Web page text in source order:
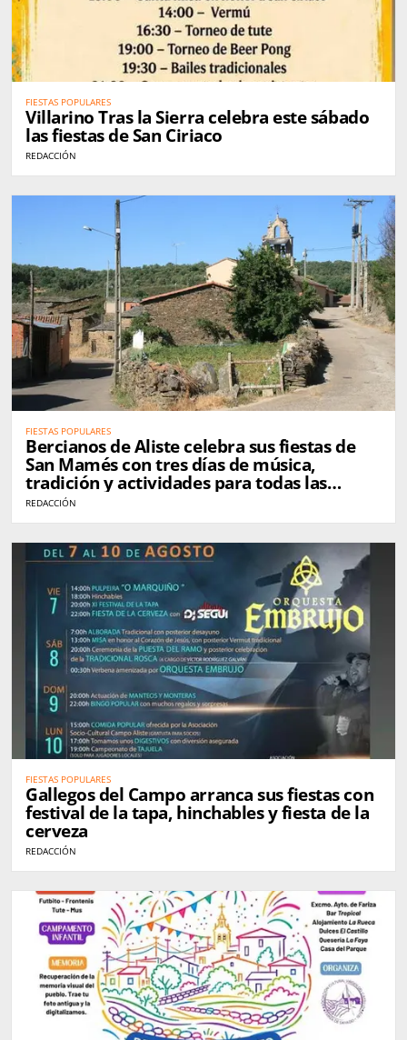
FIESTAS POPULARES
Villarino Tras la Sierra celebra este sábado
las fiestas de San Ciriaco
REDACCIÓN
FIESTAS POPULARES
Bercianos de Aliste celebra sus fiestas de
San Mamés con tres días de música,
tradición y actividades para todas las
edades
REDACCIÓN
FIESTAS POPULARES
Gallegos del Campo arranca sus fiestas con
festival de la tapa, hinchables y fiesta de la
cerveza
REDACCIÓN